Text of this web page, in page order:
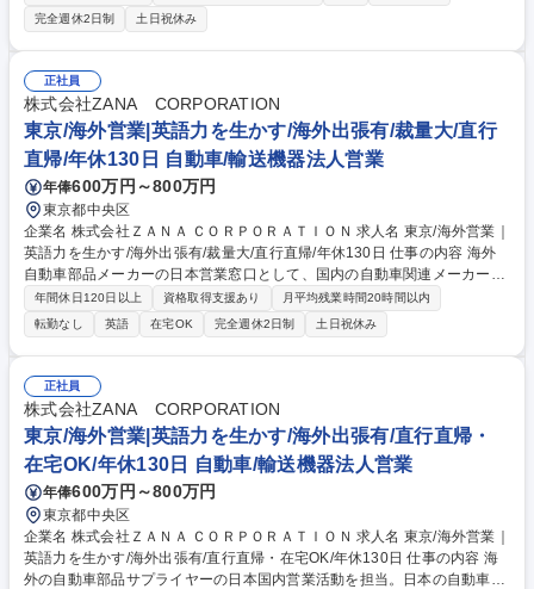
する役割です。 創薬研究ステージにおけるプロジェクトマネジメント業務
全般を担います。研究計画の立案・進捗管理に加え、オープンイノベーシ
ョン推進のため、国内外のバイオベンチャーやアカデミア等の外部機関と
連携。共同研究の打診や有望なアセット（技術・候補物質）の導入（イン
ライセンス）に向けた探索、交渉、契約締結までの活動を主導します。 募
集職種 【京都/創薬研究プロジェクトマネジメント】海外提携・導入活動
完全週休2日制
土日祝休み
正社員
株式会社ZANA CORPORATION
東京/海外営業|英語力を生かす/海外出張有/裁量大/直行
直帰/年休130日 自動車/輸送機器法人営業
年俸600万円～800万円
東京都中央区
企業名 株式会社ＺＡＮＡ ＣＯＲＰＯＲＡＴＩＯＮ 求人名 東京/海外営業｜
英語力を生かす/海外出張有/裁量大/直行直帰/年休130日 仕事の内容 海外
自動車部品メーカーの日本営業窓口として、国内の自動車関連メーカーに
対する技術提案、プロジェクトマネジメント、海外本国との調整など、事
業拡大に向けた営業活動全般を担います。 【具体的には】担当サプライヤ
ーの技術や製品を理解し、国内顧客の課題に合わせて提案。見積作成、納
期調整、品質対応に加え、海外本国と英語を使用した会議や、新規参入に
向けた戦略立案も担います。 【働き方】基本的には在宅・客先での勤務と
なり、個人での裁量が非常に大きいです。週1回チームで、月1回全社で進
捗の確認を行い計画から遅滞がないか確認。裁量は大きいですが、個人任
せにはしない働き方です。 募集職種 東京/海外営業｜英語力を生かす/海外
出張有/裁量大/直行直帰/年休130日
年間休日120日以上 資格取得支援あり
月平均残業時間20時間以内
転勤なし
英語 在宅OK 完全週休2日制 土日祝休み
正社員
株式会社ZANA CORPORATION
東京/海外営業|英語力を生かす/海外出張有/直行直帰・
在宅OK/年休130日 自動車/輸送機器法人営業
年俸600万円～800万円
東京都中央区
企業名 株式会社ＺＡＮＡ ＣＯＲＰＯＲＡＴＩＯＮ 求人名 東京/海外営業｜
英語力を生かす/海外出張有/直行直帰・在宅OK/年休130日 仕事の内容 海
外の自動車部品サプライヤーの日本国内営業活動を担当。日本の自動車産